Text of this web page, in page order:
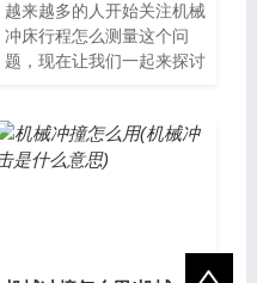
越来越多的人开始关注机械
冲床行程怎么测量这个问
题，现在让我们一起来探讨
用的冲压设备...